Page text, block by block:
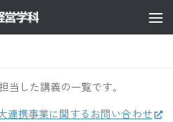
当した講義の一覧です。
連携事業に関するお問い合わせ